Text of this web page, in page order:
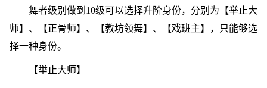
舞者级别做到10级可以选择升阶身份，分别为【举止大
师】、【正骨师】、【教坊领舞】、【戏班主】，只能够选
择一种身份。
【举止大师】